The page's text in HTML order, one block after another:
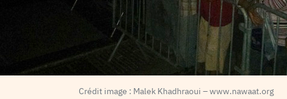
Crédit image : Malek Khadhraoui – www.nawaat.org